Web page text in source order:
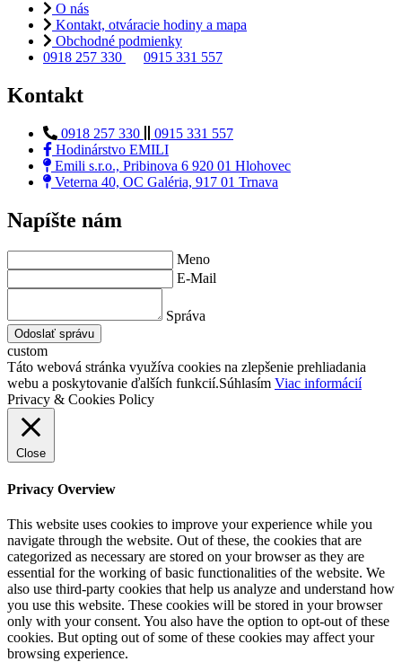
O nás
Kontakt, otváracie hodiny a mapa
Obchodné podmienky
0918 257 330
0915 331 557
Kontakt
0918 257 330
0915 331 557
Hodinárstvo EMILI
Emili s.r.o., Pribinova 6 920 01 Hlohovec
Veterna 40, OC Galéria, 917 01 Trnava
Napíšte nám
Meno
E-Mail
Správa
Odoslať správu
custom
Táto webová stránka využíva cookies na zlepšenie prehliadania
webu a poskytovanie ďalších funkcií.Súhlasím Viac informácií
Privacy & Cookies Policy
Close
Privacy Overview
This website uses cookies to improve your experience while you
navigate through the website. Out of these, the cookies that are
categorized as necessary are stored on your browser as they are
essential for the working of basic functionalities of the website. We
also use third-party cookies that help us analyze and understand how
you use this website. These cookies will be stored in your browser
only with your consent. You also have the option to opt-out of these
cookies. But opting out of some of these cookies may affect your
browsing experience.